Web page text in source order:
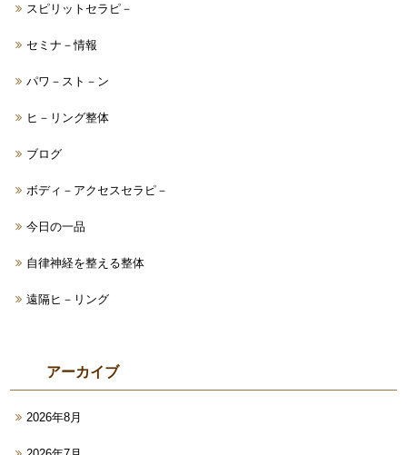
スピリットセラピ－
セミナ－情報
パワ－スト－ン
ヒ－リング整体
ブログ
ボディ－アクセスセラピ－
今日の一品
自律神経を整える整体
遠隔ヒ－リング
アーカイブ
2026年8月